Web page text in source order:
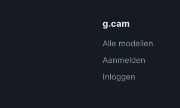
g.cam
Alle modellen
Aanmelden
Inloggen